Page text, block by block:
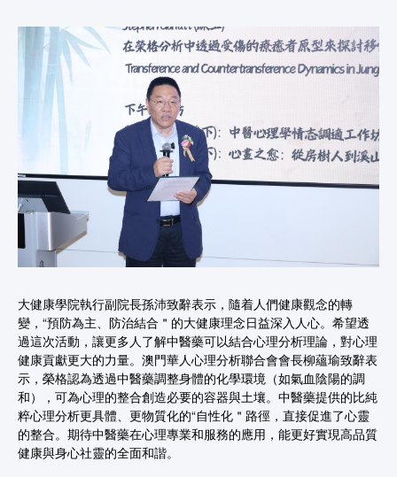
大健康學院執行副院長孫沛致辭表示，隨着人們健康觀念的轉
變，“預防為主、防治結合＂的大健康理念日益深入人心。希望透
過這次活動，讓更多人了解中醫藥可以結合心理分析理論，對心理
健康貢獻更大的力量。澳門華人心理分析聯合會會長柳蘊瑜致辭表
示，榮格認為透過中醫藥調整身體的化學環境（如氣血陰陽的調
和），可為心理的整合創造必要的容器與土壤。中醫藥提供的比純
粹心理分析更具體、更物質化的“自性化＂路徑，直接促進了心靈
的整合。期待中醫藥在心理專業和服務的應用，能更好實現高品質
健康與身心社靈的全面和諧。